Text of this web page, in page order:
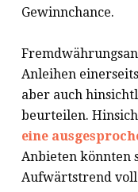
Gewinnchance.
Anleihen
aber auch
beurteilen.
eine
Anbieten könnten
Aufwärtstrend